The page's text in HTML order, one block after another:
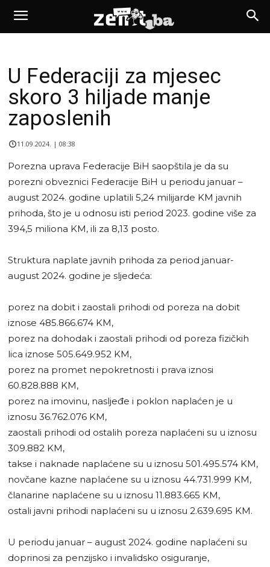
U Federaciji za mjesec
skoro 3 hiljade manje
zaposlenih
11.09.2024. | 08:38
Porezna uprava Federacije BiH saopštila je da su
porezni obveznici Federacije BiH u periodu januar –
august 2024. godine uplatili 5,24 milijarde KM javnih
prihoda, što je u odnosu isti period 2023. godine više za
394,5 miliona KM, ili za 8,13 posto.
Struktura naplate javnih prihoda za period januar-
august 2024. godine je sljedeća:
porez na dobit i zaostali prihodi od poreza na dobit
iznose 485.866.674 KM,
porez na dohodak i zaostali prihodi od poreza fizičkih
lica iznose 505.649.952 KM,
porez na promet nepokretnosti i prava iznosi
60.828.888 KM,
porez na imovinu, nasljeđe i poklon naplaćen je u
iznosu 36.762.076 KM,
zaostali prihodi od ostalih poreza naplaćeni su u iznosu
309.882 KM,
takse i naknade naplaćene su u iznosu 501.495.574 KM,
novčane kazne naplaćene su u iznosu 44.731.999 KM,
članarine naplaćene su u iznosu 11.883.665 KM,
ostali javni prihodi naplaćeni su u iznosu 2.639.695 KM.
U periodu januar – august 2024. godine naplaćeni su
doprinosi za penzijsko i invalidsko osiguranje,